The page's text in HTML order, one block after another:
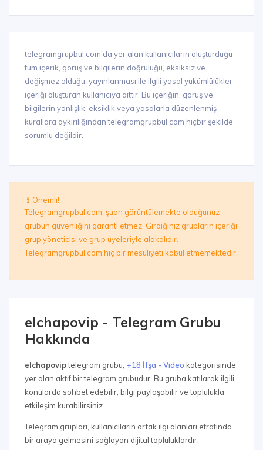
telegramgrupbul.com'da yer alan kullanıcıların oluşturduğu
tüm içerik, görüş ve bilgilerin doğruluğu, eksiksiz ve
değişmez olduğu, yayınlanması ile ilgili yasal yükümlülükler
içeriği oluşturan kullanıcıya aittir. Bu içeriğin, görüş ve
bilgilerin yanlışlık, eksiklik veya yasalarla düzenlenmiş
kurallara aykırılığından telegramgrupbul.com hiçbir şekilde
sorumlu değildir.
Önemli!
Telegramgrupbul.com, şuan görüntülemekte olduğunuz
grubun güvenliğini garanti etmez. Girdiğiniz grupların içeriği
grup yöneticisi ve grup üyeleriyle alakalıdır.
Telegramgrupbul.com hiç bir mesuliyeti kabul etmemektedir.
elchapovip - Telegram Grubu
Hakkında
elchapoviptelegram grubu, +18 İfşa - Video kategorisinde
yer alan aktif bir telegram grubudur. Bu gruba katılarak ilgili
konularda sohbet edebilir, bilgi paylaşabilir ve toplulukla
etkileşim kurabilirsiniz.
Telegram grupları, kullanıcıların ortak ilgi alanları etrafında
bir araya gelmesini sağlayan dijital topluluklardır.